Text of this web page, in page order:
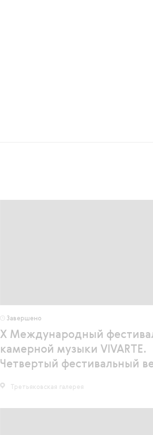
Завершено
X Международный
камерной музыки VIVARTE.
Четвертый фестивальный
Третьяковская галерея